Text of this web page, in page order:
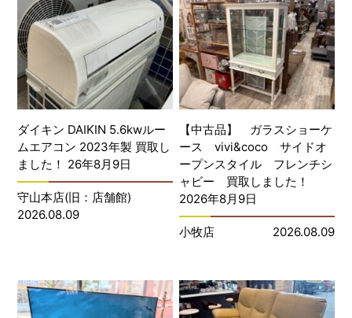
ダイキン DAIKIN 5.6kwルー
ムエアコン 2023年製 買取し
ました！ 26年8月9日
守山本店(旧：店舗館)
2026.08.09
【中古品】 ガラスショーケ
ース vivi&coco サイドオ
ープンスタイル フレンチシ
ャビー 買取しました！
2026年8月9日
小牧店 2026.08.09